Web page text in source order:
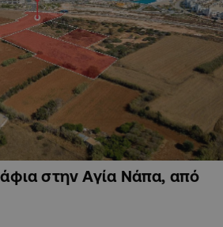
στην Αγία Νάπα, από